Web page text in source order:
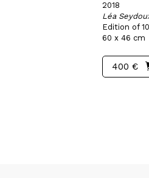
2018
Léa
Edition of
60 x 46 cm
400 €